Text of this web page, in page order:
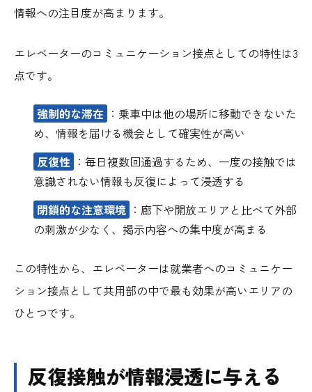
情報への注目度が高まります。
エレベーターのコミュニケーション接点としての特性は3
点です。
強制的な滞在 ：乗車中は他の場所に移動できないた
め、情報を届ける機会として確実性が高い
反復性 ：毎日複数回通過するため、一度の接触では
意識されない情報も反復によって浸透する
閉鎖的な注意環境 ：廊下や開放エリアと比べて外部
の刺激が少なく、掲示内容への集中度が高まる
この特性から、エレベーターは就業者へのコミュニケー
ション接点として共用部の中で最も効果が高いエリアの
ひとつです。
反復接触が情報浸透に与える